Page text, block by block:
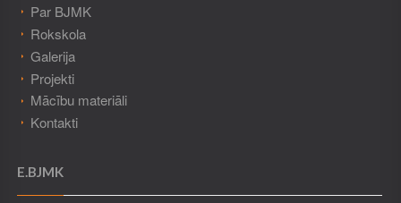
Par BJMK
Rokskola
Galerija
Projekti
Mācību materiāli
Kontakti
E.BJMK